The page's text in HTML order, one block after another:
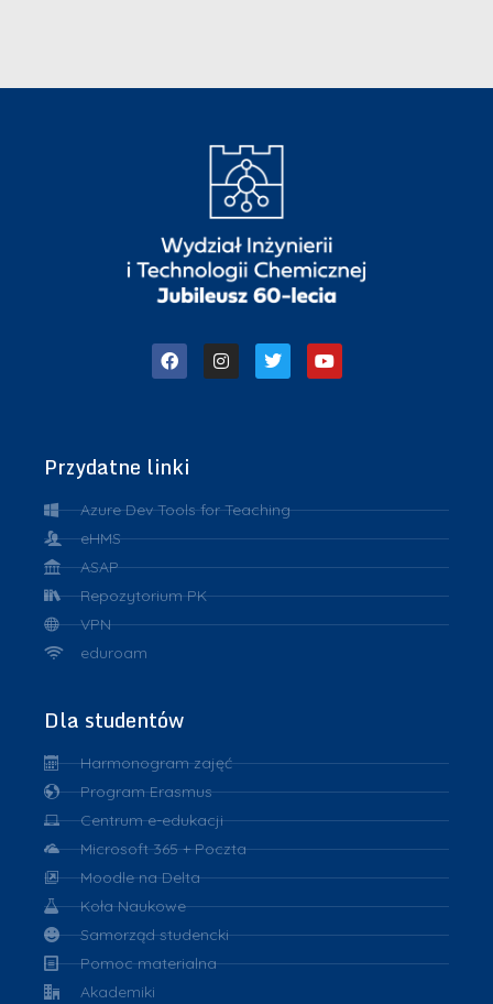
Przydatne linki
Azure Dev Tools for Teaching
eHMS
ASAP
Repozytorium PK
VPN
eduroam
Dla studentów
Harmonogram zajęć
Program Erasmus
Centrum e-edukacji
Microsoft 365 + Poczta
Moodle na Delta
Koła Naukowe
Samorząd studencki
Pomoc materialna
Akademiki